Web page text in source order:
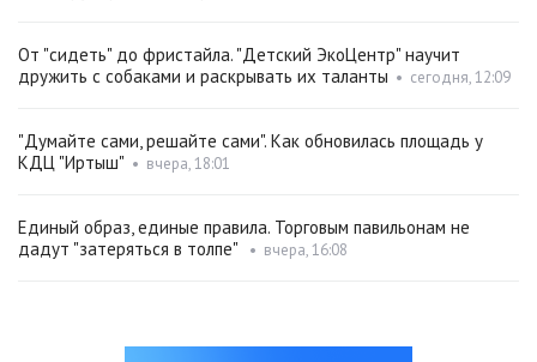
От "сидеть" до фристайла. "Детский ЭкоЦентр" научит
дружить с собаками и раскрывать их таланты • сегодня, 12:09
"Думайте сами, решайте сами". Как обновилась площадь у
КДЦ "Иртыш" • вчера, 18:01
Единый образ, единые правила. Торговым павильонам не
дадут "затеряться в толпе"
• вчера, 16:08